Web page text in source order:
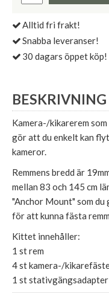
Alltid fri frakt!
Snabba leveranser!
30 dagars öppet köp!
BESKRIVNING
Kamera-/kikarerem
gör att du enkelt kan
kameror.
Remmens bredd är
mellan 83 och 145 cm
"Anchor Mount" som
för att kunna fästa
Kittet innehåller:
1 st rem
4 st kamera-/
1 st stativgängsadapter